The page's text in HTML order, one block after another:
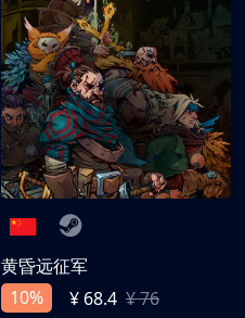
黄昏远征军
10%
¥ 68.4 ¥ 76